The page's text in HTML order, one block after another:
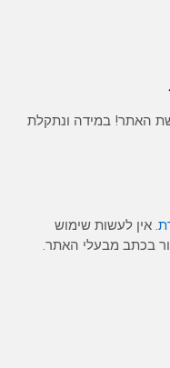
האתר! במידה ונתקלת
. אין לעשות שימוש
בכתב מבעלי האתר.